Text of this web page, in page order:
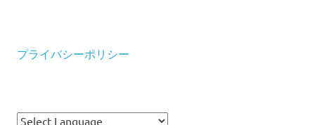
プライバシーポリシー